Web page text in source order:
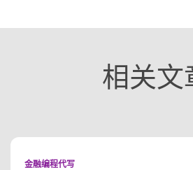
相关文
金融编程代写